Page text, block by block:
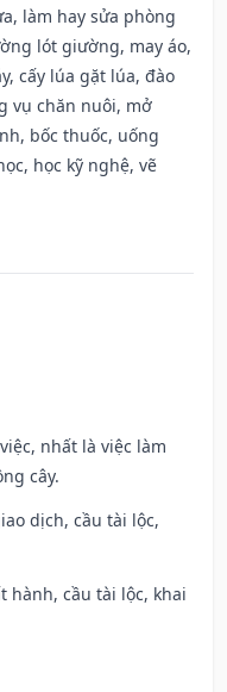
làm hay sửa phòng
lót giường, may áo,
cấy lúa gặt lúa, đào
vụ chăn nuôi, mở
bốc thuốc, uống
học kỹ nghệ, vẽ
nhất là việc làm
cây.
dịch, cầu tài lộc,
hành, cầu tài lộc, khai